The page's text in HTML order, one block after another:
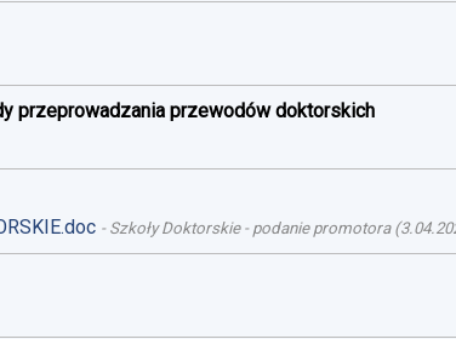
przeprowadzania przewodów doktorskich
- Szkoły Doktorskie - podanie promotora(